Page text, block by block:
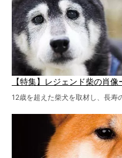
【特集】レジェンド柴の肖
12歳を超えた柴犬を取材し、長寿